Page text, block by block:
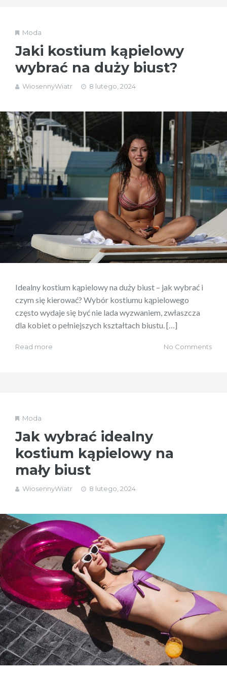
Moda
Jaki kostium kąpielowy
wybrać na duży biust?
WiosennyWiatr 8 lutego, 2024
Idealny kostium kąpielowy na duży biust – jak wybrać i
czym się kierować? Wybór kostiumu kąpielowego
często wydaje się być nie lada wyzwaniem, zwłaszcza
dla kobiet o pełniejszych kształtach biustu. […]
Read more No Comments
Moda
Jak wybrać idealny
kostium kąpielowy na
mały biust
WiosennyWiatr 8 lutego, 2024